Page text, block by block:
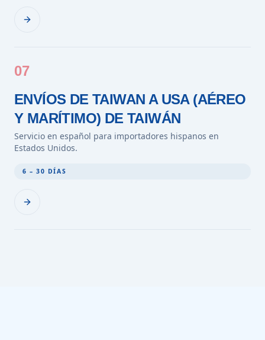
07
ENVÍOS DE TAIWAN A USA (AÉREO
Y MARÍTIMO) DE TAIWÁN
Servicio en español para importadores hispanos en
Estados Unidos.
6 – 30 DÍAS